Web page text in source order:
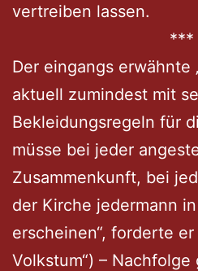
vertreiben lassen.
***
Der eingangs erwähnte
aktuell zumindest mit
Bekleidungsregeln für
müsse bei jeder
Zusammenkunft, bei
der Kirche jedermann
erscheinen“, forderte
Volkstum“) –